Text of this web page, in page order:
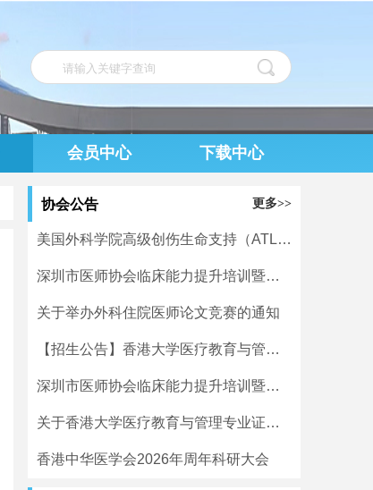
会员中心 下载中心
协会公告 更多>>
美国外科学院高级创伤生命支持（ATLS）中文课程第八期培训班在深成功举办
深圳市医师协会临床能力提升培训暨学术活动一览表（7月27日-8月2日）
关于举办外科住院医师论文竞赛的通知
【招生公告】香港大学医疗教育与管理专业证书
深圳市医师协会临床能力提升培训暨学术活动一览表（7月20日-7月26日）
关于香港大学医疗教育与管理专业证书课程班招生通知
香港中华医学会2026年周年科研大会